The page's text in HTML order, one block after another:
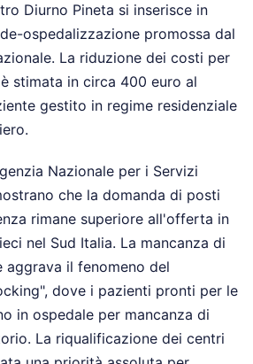
Diurno Pineta si inserisce in
ospedalizzazione promossa dal
La riduzione dei costi per
stimata in circa 400 euro al
gestito in regime residenziale
Nazionale per i Servizi
che la domanda di posti
rimane superiore all'offerta in
nel Sud Italia. La mancanza di
aggrava il fenomeno del
dove i pazienti pronti per le
in ospedale per mancanza di
La riqualificazione dei centri